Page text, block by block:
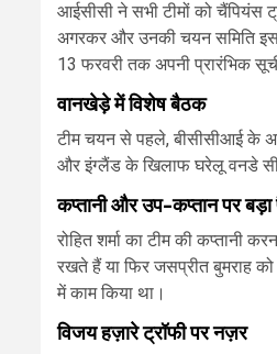
आईसीसी ने सभी टीमों को चैंपियंस
अगरकर और उनकी चयन समिति
13 फरवरी तक अपनी प्रारंभिक
वानखेड़े में विशेष बैठक
टीम चयन से पहले, बीसीसीआई के
और इंग्लैंड के खिलाफ घरेलू वनडे
कप्तानी और उप-कप्तान पर
रोहित शर्मा का टीम की कप्तानी
रखते हैं या फिर जसप्रीत बुमराह को
में काम किया था।
विजय हज़ारे ट्रॉफी पर नज़र